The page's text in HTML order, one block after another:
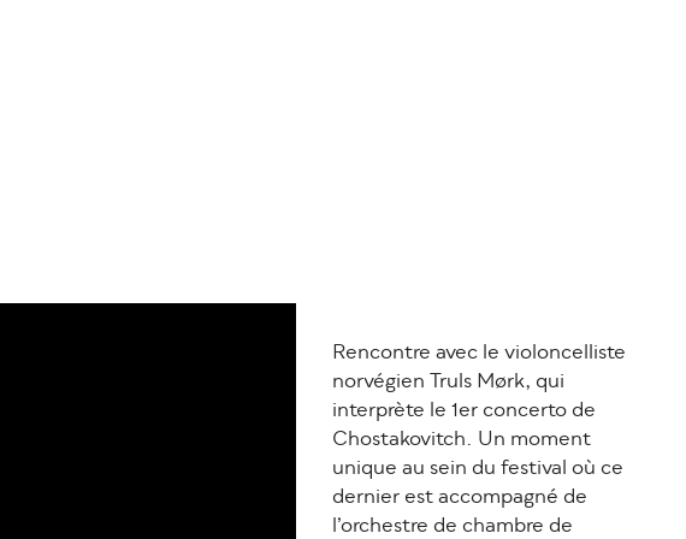
Rencontre avec le violoncelliste
norvégien Truls Mørk, qui
interprète le 1er concerto de
Chostakovitch. Un moment
unique au sein du festival où ce
dernier est accompagné de
l’orchestre de chambre de